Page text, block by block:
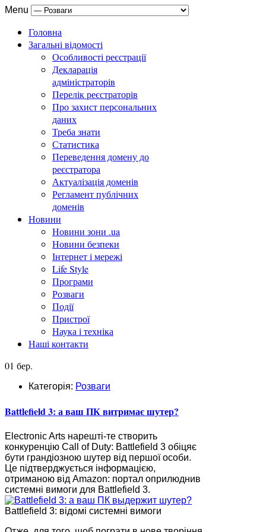
Menu
Головна
Загальні відомості
Особливості реєстрації
Декларація
адміністраторів
Перелік реєстраторів
Про захист персональних
даних
Треба знати
Статистика
Переведення домену до
реєстратора
Актуалізація доменів
Регламент публічних
доменів
Новини
Новини зони .ua
Новини безпеки
Інтернет і мережі
Life Style
Програми
Розваги
Події
Пристрої
Наука і техніка
Наші контакти
01 бер.
Категорія: Розваги
Battlefield 3: а ваш ПК витримає шутер?
Electronic Arts нарешті-те створить
конкуренцію Call of Duty: Battlefield 3 обіцяє
бути грандіозною шутер від першої особи.
Це підтверджується інформацією,
отриманою від Amazon: портал оприлюднив
системні вимоги для Battlefield 3.
Battlefield 3: відомі системні вимоги